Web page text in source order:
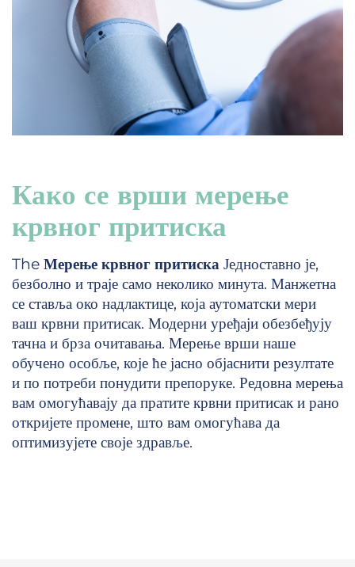
Како се врши мерење
крвног притиска
The Мерење крвног притиска Једноставно је,
безболно и траје само неколико минута. Манжетна
се ставља око надлактице, која аутоматски мери
ваш крвни притисак. Модерни уређаји обезбеђују
тачна и брза очитавања. Мерење врши наше
обучено особље, које ће јасно објаснити резултате
и по потреби понудити препоруке. Редовна мерења
вам омогућавају да пратите крвни притисак и рано
откријете промене, што вам омогућава да
оптимизујете своје здравље.